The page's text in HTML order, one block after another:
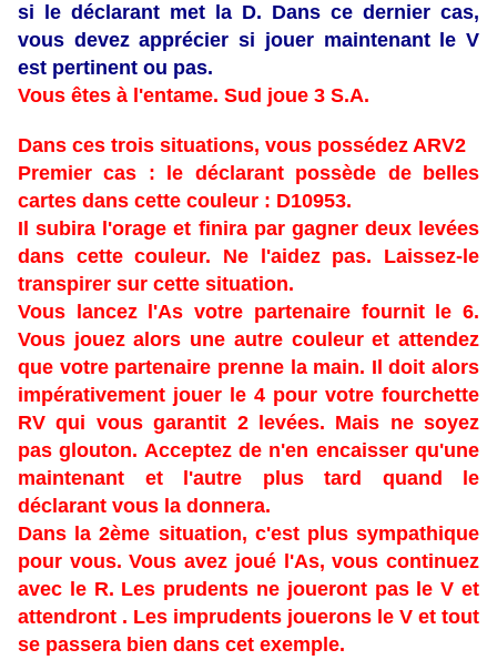
si le déclarant met la D. Dans ce dernier cas,
vous devez apprécier si jouer maintenant le V
est pertinent ou pas.
Vous êtes à l'entame. Sud joue 3 S.A.
Dans ces trois situations, vous possédez ARV2
Premier cas : le déclarant possède de belles
cartes dans cette couleur : D10953.
Il subira l'orage et finira par gagner deux levées
dans cette couleur. Ne l'aidez pas. Laissez-le
transpirer sur cette situation.
Vous lancez l'As votre partenaire fournit le 6.
Vous jouez alors une autre couleur et attendez
que votre partenaire prenne la main. Il doit alors
impérativement jouer le 4 pour votre fourchette
RV qui vous garantit 2 levées. Mais ne soyez
pas glouton. Acceptez de n'en encaisser qu'une
maintenant et l'autre plus tard quand le
déclarant vous la donnera.
Dans la 2ème situation, c'est plus sympathique
pour vous. Vous avez joué l'As, vous continuez
avec le R. Les prudents ne joueront pas le V et
attendront . Les imprudents jouerons le V et tout
se passera bien dans cet exemple.